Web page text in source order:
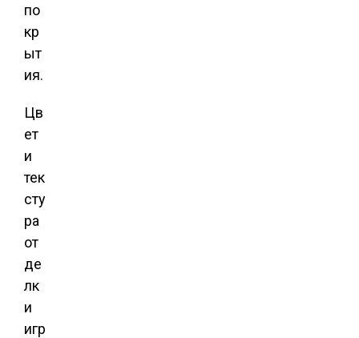
по
кр
ыт
ия.
Цв
ет
и
тек
сту
ра
от
де
лк
и
игр